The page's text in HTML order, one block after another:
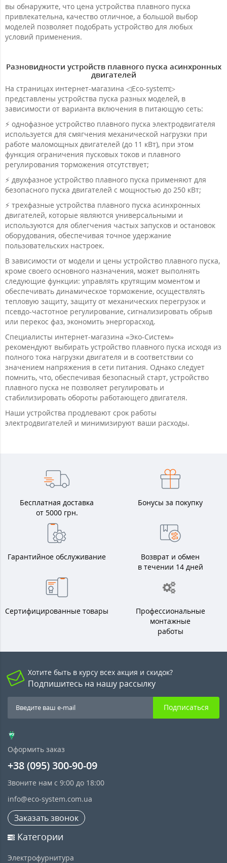
вы обнаружите, что цена устройства плавного пуска
привлекательна, качество отличное, а большой выбор
моделей позволяет подобрать устройство для любых
условий применения.
Разновидности устройств плавного пуска асинхронных
двигателей
На страницах интернет-магазина ◁Eco-system▷
представлены устройства пуска разных моделей, в
зависимости от варианта включения в питающую сеть:
⚡ однофазное устройство плавного пуска электродвигателя
используется для смягчения механической нагрузки при
работе маломощных двигателей (до 11 кВт), при этом
функция ограничения пусковых токов и плавного
регулирования торможения отсутствует;
⚡ двухфазное устройство плавного пуска применяют для
безопасного пуска двигателей с мощностью до 250 кВт;
⚡ трехфазные устройства плавного пуска асинхронных
двигателей, которые являются универсальными и
используются для облегчения частых запусков и остановок
оборудования, обеспечивая точное удержание
пользовательских настроек.
В зависимости от модели и цены устройство плавного пуска,
кроме своего основного назначения, может выполнять
следующие функции: управлять крутящим моментом и
обеспечивать динамическое торможение, осуществлять
тепловую защиту, защиту от механических перегрузок и
псевдо-частотное регулирование, сигнализировать обрыв
или перекос фаз, экономить энергорасход.
Специалисты интернет-магазина «Эко-Систем»
рекомендуют выбирать устройство плавного пуска исходя из
полного тока нагрузки двигателя и в соответствии со
значением напряжения в сети питания. Однако следует
помнить, что, обеспечивая безопасный старт, устройство
плавного пуска не позволяет регулировать и
стабилизировать обороты работающего двигателя.
Наши устройства продлевают срок работы
электродвигателей и минимизируют ваши расходы.
Бесплатная доставка
от 5000 грн.
Бонусы за покупку
Гарантийное обслуживание
Возврат и обмен
в течении 14 дней
Сертифицированные товары
Профессиональные
монтажные
работы
Хотите быть в курсу всех акция и скидок?
Подпишитесь на нашу рассылку
Подписаться
Оформить заказ
+38 (095) 300-90-09
Звоните нам с 9:00 до 18:00
info@eco-system.com.ua
Заказать звонок
Категории
Электрофурнитура